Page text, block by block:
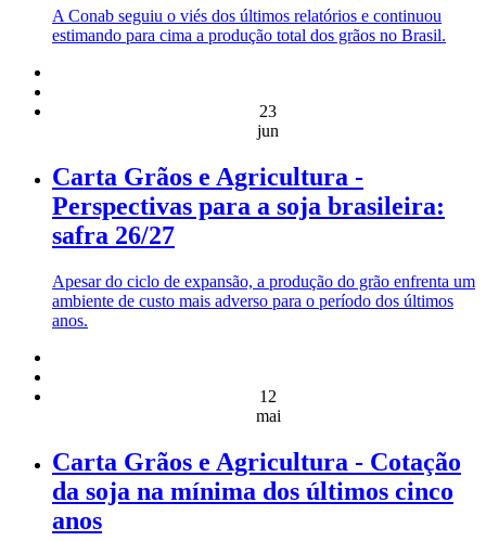
A Conab seguiu o viés dos últimos relatórios e continuou
estimando para cima a produção total dos grãos no Brasil.
23
jun
Carta Grãos e Agricultura -
Perspectivas para a soja brasileira:
safra 26/27
Apesar do ciclo de expansão, a produção do grão enfrenta um
ambiente de custo mais adverso para o período dos últimos
anos.
12
mai
Carta Grãos e Agricultura - Cotação
da soja na mínima dos últimos cinco
anos